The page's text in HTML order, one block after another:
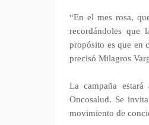
“En el mes rosa,
recordándoles que
propósito es que en
precisó Milagros
La campaña
Oncosalud. Se
movimiento de